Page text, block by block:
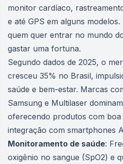
monitor cardíaco,
e até GPS em alguns
quem quer entrar no mundo
gastar uma fortuna.
Segundo dados de 2025, o
cresceu 35% no Brasil,
saúde e bem-estar. Marcas
Samsung e Multilaser
oferecendo produtos com boa
integração com smartphones
Monitoramento de saúde:
oxigênio no sangue (SpO2) e